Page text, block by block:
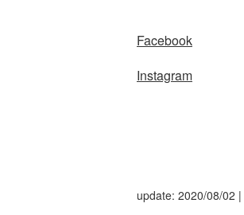
Facebook
Instagram
update: 2020/08/02 |